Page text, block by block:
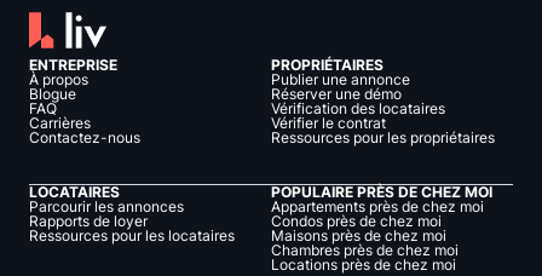
ENTREPRISE
À propos
Blogue
FAQ
Carrières
Contactez-nous
PROPRIÉTAIRES
Publier une annonce
Réserver une démo
Vérification des locataires
Vérifier le contrat
Ressources pour les propriétaires
LOCATAIRES
Parcourir les annonces
Rapports de loyer
Ressources pour les locataires
POPULAIRE PRÈS DE CHEZ MOI
Appartements près de chez moi
Condos près de chez moi
Maisons près de chez moi
Chambres près de chez moi
Locations près de chez moi